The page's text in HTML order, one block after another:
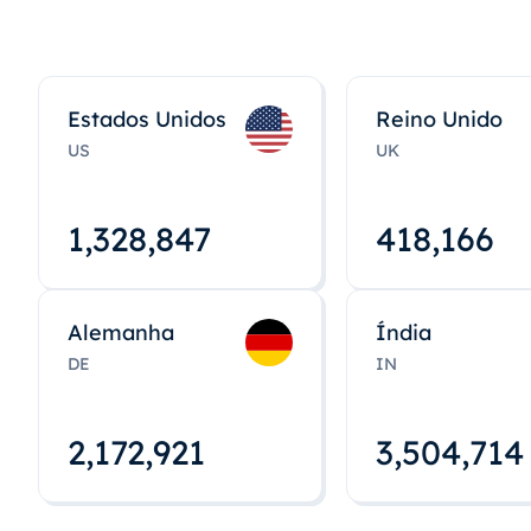
Estados Unidos
US
1,328,848
Reino Unido
UK
418,167
Alemanha
DE
2,172,922
Índia
IN
3,504,715